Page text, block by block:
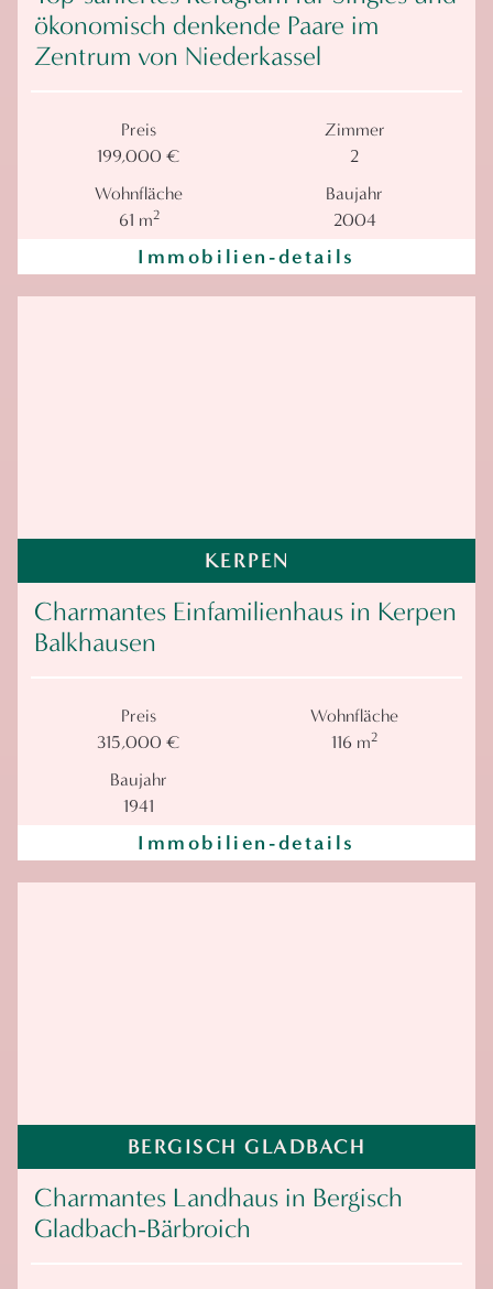
ökonomisch denkende Paare im
Zentrum von Niederkassel
Preis
199,000 €
Zimmer
2
Wohnfläche
61 m2
Baujahr
2004
Immobilien-details
KERPEN
Charmantes Einfamilienhaus in Kerpen
Balkhausen
Preis
315,000 €
Wohnfläche
116 m2
Baujahr
1941
Immobilien-details
BERGISCH GLADBACH
Charmantes Landhaus in Bergisch
Gladbach-Bärbroich